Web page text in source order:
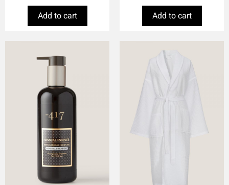
Add to cart
Add to cart